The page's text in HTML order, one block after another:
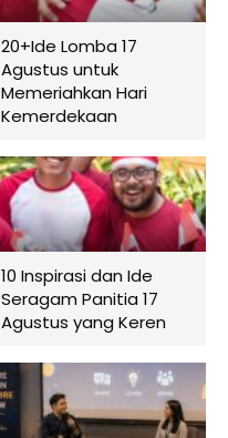
20+Ide Lomba 17
Agustus untuk
Memeriahkan Hari
Kemerdekaan
10 Inspirasi dan Ide
Seragam Panitia 17
Agustus yang Keren